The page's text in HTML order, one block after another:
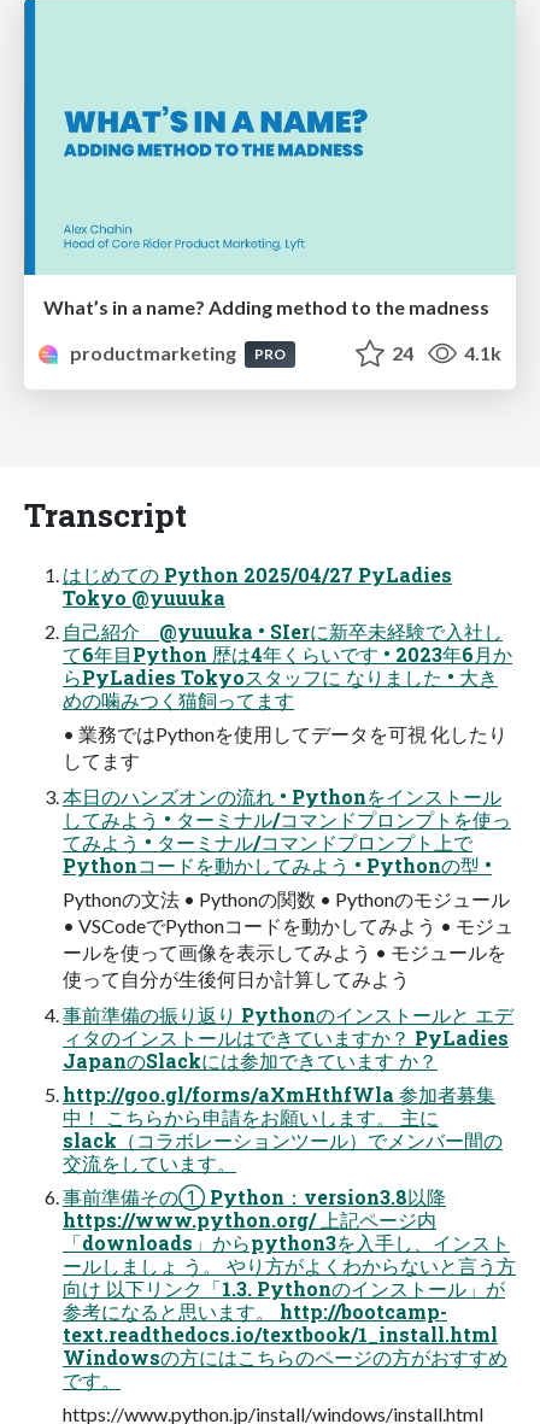
What’s in a name? Adding method to the madness
productmarketing
PRO 24 4.1k
Transcript
はじめての Python 2025/04/27 PyLadies
Tokyo @yuuuka
自己紹介 @yuuuka • SIerに新卒未経験で入社し
て6年目Python 歴は4年くらいです • 2023年6月か
らPyLadies Tokyoスタッフに なりました • 大き
めの噛みつく猫飼ってます
• 業務ではPythonを使用してデータを可視 化したり
してます
本日のハンズオンの流れ • Pythonをインストール
してみよう • ターミナル/コマンドプロンプトを使っ
てみよう • ターミナル/コマンドプロンプト上で
Pythonコードを動かしてみよう • Pythonの型 •
Pythonの文法 • Pythonの関数 • Pythonのモジュール
• VSCodeでPythonコードを動かしてみよう • モジュ
ールを使って画像を表示してみよう • モジュールを
使って自分が生後何日か計算してみよう
事前準備の振り返り Pythonのインストールと エデ
ィタのインストールはできていますか？ PyLadies
JapanのSlackには参加できています か？
http://goo.gl/forms/aXmHthfWla 参加者募集
中！ こちらから申請をお願いします。 主に
slack（コラボレーションツール）でメンバー間の
交流をしています。
事前準備その① Python：version3.8以降
https://www.python.org/ 上記ページ内
「downloads」からpython3を入手し、インスト
ールしましょ う。 やり方がよくわからないと言う方
向け 以下リンク「1.3. Pythonのインストール」が
参考になると思います。 http://bootcamp-
text.readthedocs.io/textbook/1_install.html
Windowsの方にはこちらのページの方がおすすめ
です。
https://www.python.jp/install/windows/install.html